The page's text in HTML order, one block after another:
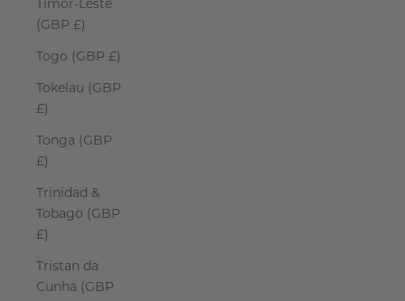
Timor-Leste
(GBP £)
Togo (GBP £)
Tokelau (GBP
£)
Tonga (GBP
£)
Trinidad &
Tobago (GBP
£)
Tristan da
Cunha (GBP